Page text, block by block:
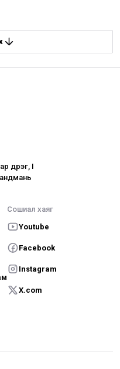
дүүрэг, I
Сошиал хаяг
Youtube
Facebook
Instagram
X.com